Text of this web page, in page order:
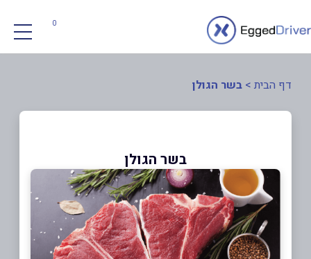
0
דף הבית > בשר הגולן
בשר הגולן